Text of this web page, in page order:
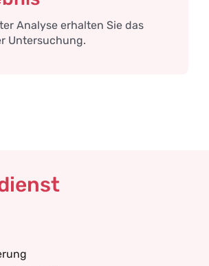
Analyse erhalten Sie das
Untersuchung.